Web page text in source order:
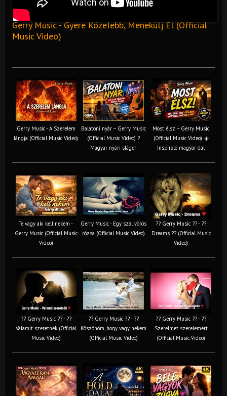
Gerry Music - Gyere Közelebb, Menekülj El (Official
Music Video)
Gerry Music - A Szerelem
lángja (Official Music Video)
Balatoni nyár – Gerry Music
(Official Music Video) ?
Magyar nyári sláger
Most élsz – Gerry Music
(Official Music Video) ☀️
Inspiráló magyar dal
Te vagy aki kell nekem -
Gerry Music (Official Music
Video)
Gerry Music - Egy szál vörös
rózsa (Official Music Video)
?? Gerry Music ?? - ??
Dreams ?? (Official Music
Video)
?? Gerry Music ?? - ??
Valamit szeretnék (Official
Music Video)
?? Gerry Music ?? - ??
Köszönöm, hogy vagy nekem
(Official Music Video)
?? Gerry Music ?? - ??
Szerelmet szerelemért
(Official Music Video)